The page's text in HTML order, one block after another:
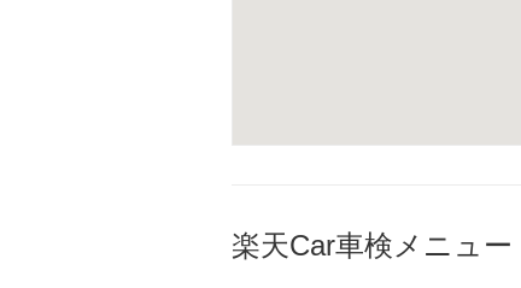
楽天Car車検メニュー